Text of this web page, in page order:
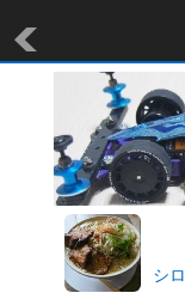
シ